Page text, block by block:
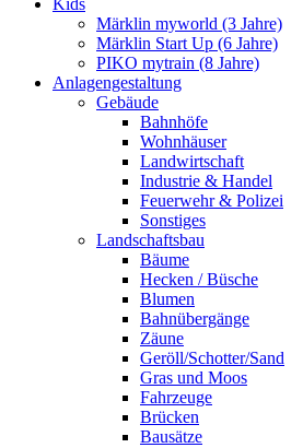
Kids
Märklin myworld (3 Jahre)
Märklin Start Up (6 Jahre)
PIKO mytrain (8 Jahre)
Anlagengestaltung
Gebäude
Bahnhöfe
Wohnhäuser
Landwirtschaft
Industrie & Handel
Feuerwehr & Polizei
Sonstiges
Landschaftsbau
Bäume
Hecken / Büsche
Blumen
Bahnübergänge
Zäune
Geröll/Schotter/Sand
Gras und Moos
Fahrzeuge
Brücken
Bausätze